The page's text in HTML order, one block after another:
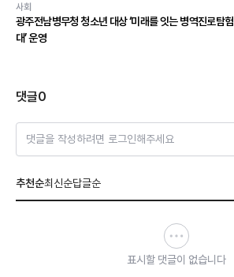
사회
광주전남병무청 청소년 대상 ‘미래를 잇는 병역진로탐험
대’ 운영
댓글0
댓글을 작성하려면 로그인해주세요
추천순최신순답글순
표시할 댓글이 없습니다